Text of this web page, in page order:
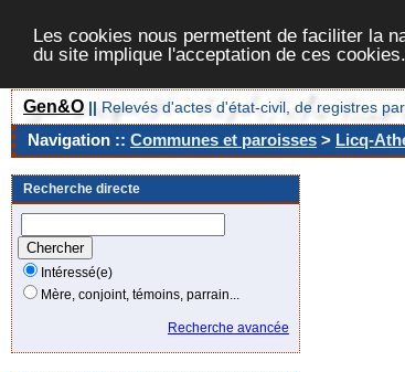
Les cookies nous permettent de faciliter la
du site implique l'acceptation de ces cookies.
Gen&O || Relevés d'actes d'état-civil, de registres
Navigation :: Communes et paroisses > Licq-
Recherche directe
Intéressé(e)
Mère, conjoint, témoins, parrain...
Recherche avancée